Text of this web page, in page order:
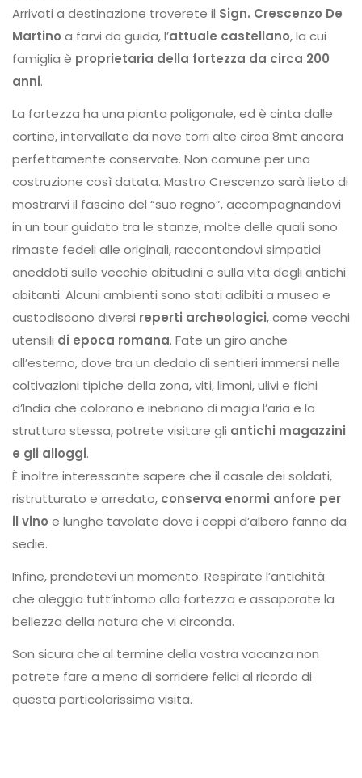
Arrivati a destinazione troverete il Sign. Crescenzo De
Martino a farvi da guida, l’attuale castellano, la cui
famiglia è proprietaria della fortezza da circa 200
anni.
La fortezza ha una pianta poligonale, ed è cinta dalle
cortine, intervallate da nove torri alte circa 8mt ancora
perfettamente conservate. Non comune per una
costruzione così datata. Mastro Crescenzo sarà lieto di
mostrarvi il fascino del “suo regno”, accompagnandovi
in un tour guidato tra le stanze, molte delle quali sono
rimaste fedeli alle originali, raccontandovi simpatici
aneddoti sulle vecchie abitudini e sulla vita degli antichi
abitanti. Alcuni ambienti sono stati adibiti a museo e
custodiscono diversi reperti archeologici, come vecchi
utensili di epoca romana. Fate un giro anche
all’esterno, dove tra un dedalo di sentieri immersi nelle
coltivazioni tipiche della zona, viti, limoni, ulivi e fichi
d’India che colorano e inebriano di magia l’aria e la
struttura stessa, potrete visitare gli antichi magazzini
e gli alloggi.
È inoltre interessante sapere che il casale dei soldati,
ristrutturato e arredato, conserva enormi anfore per
il vino e lunghe tavolate dove i ceppi d’albero fanno da
sedie.
Infine, prendetevi un momento. Respirate l’antichità
che aleggia tutt’intorno alla fortezza e assaporate la
bellezza della natura che vi circonda.
Son sicura che al termine della vostra vacanza non
potrete fare a meno di sorridere felici al ricordo di
questa particolarissima visita.